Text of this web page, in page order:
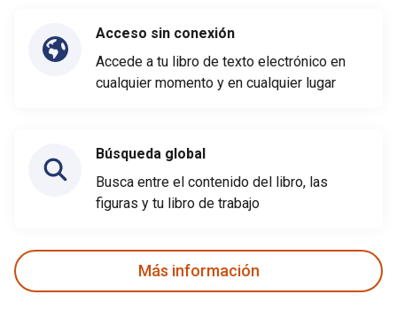
Acceso sin conexión
Accede a tu libro de texto electrónico en
cualquier momento y en cualquier lugar
Búsqueda global
Busca entre el contenido del libro, las
figuras y tu libro de trabajo
Más información